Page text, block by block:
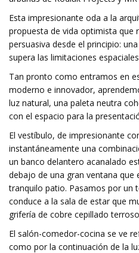
Esta impresionante oda a la
propuesta de vida optimista que
persuasiva desde el principio:
supera las limitaciones
Tan pronto como entramos en
moderno e innovador,
luz natural, una paleta neutra
con el espacio para la
El vestíbulo, de impresionante
instantáneamente una
un banco delantero acanalado
debajo de una gran ventana que
tranquilo patio. Pasamos por un
conduce a la sala de estar que
grifería de cobre cepillado
El salón-comedor-cocina se ve
como por la continuación de la